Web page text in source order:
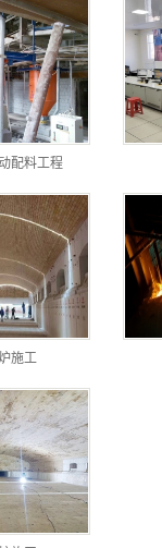
配料工程
施工